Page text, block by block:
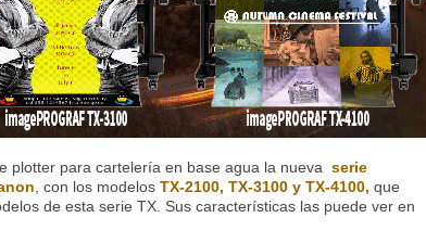
plotter para cartelería en base agua la nueva serie
, con los modelos TX-2100, TX-3100 y TX-4100, que
de esta serie TX. Sus características las puede ver en